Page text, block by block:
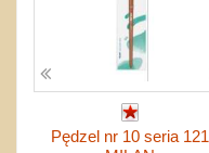
Pędzel nr 10 seria 121